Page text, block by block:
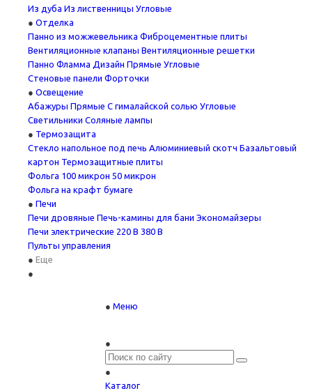
Из дуба Из лиственницы Угловые
Отделка
Панно из можжевельника Фиброцементные плиты
Вентиляционные клапаны Вентиляционные решетки
Панно Фламма Дизайн Прямые Угловые
Стеновые панели Форточки
Освещение
Абажуры Прямые С гималайской солью Угловые
Светильники Соляные лампы
Термозащита
Стекло напольное под печь Алюминиевый скотч Базальтовый
картон Термозащитные плиты
Фольга 100 микрон 50 микрон
Фольга на крафт бумаге
Печи
Печи дровяные Печь-камины для бани Экономайзеры
Печи электрические 220 В 380 В
Пульты управления
Еще
Меню
Каталог